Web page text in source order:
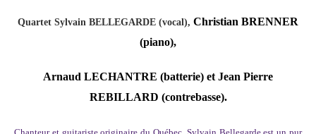
Quartet Sylvain BELLEGARDE (vocal), Christian BRENNER
(piano),
Arnaud LECHANTRE (batterie) et Jean Pierre
REBILLARD (contrebasse).